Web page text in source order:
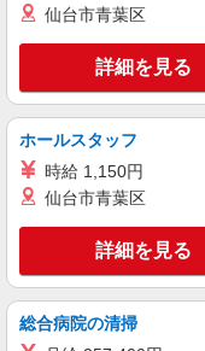
仙台市青葉区
詳細を見る
ホールスタッフ
時給 1,150円
仙台市青葉区
詳細を見る
総合病院の清掃